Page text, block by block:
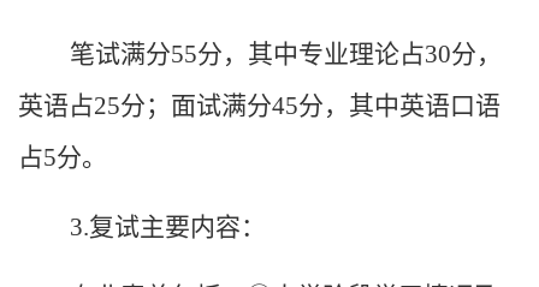
笔试满分55分，其中专业理论占30分，
英语占25分；面试满分45分，其中英语口语
占5分。
3.复试主要内容：